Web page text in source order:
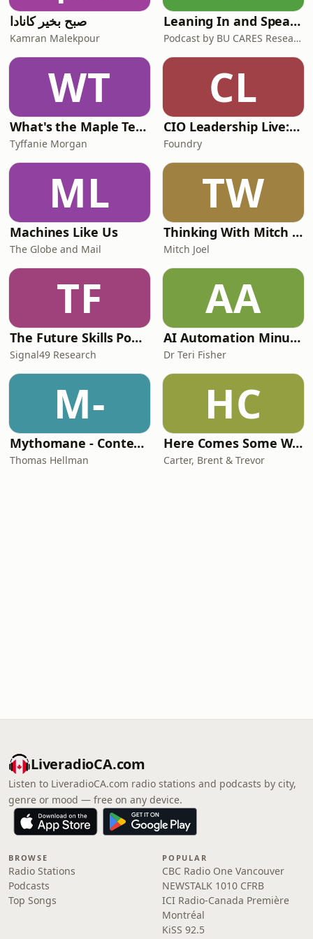
صبح بخیر کانادا
Kamran Malekpour
Leaning In and Speaking Out
Podcast by BU CARES Research Centre
WT
What's the Maple Tea?!
Tyffanie Morgan
CL
CIO Leadership Live: Canada
Foundry
ML
Machines Like Us
The Globe and Mail
TW
Thinking With Mitch Joel
Mitch Joel
TF
The Future Skills Podcast
Signal49 Research
AA
AI Automation Minute
Dr Teri Fisher
M-
Mythomane - Contes et légendes de la Grèce antique
Thomas Hellman
HC
Here Comes Some Wisdom
Carter, Brent & Trevor
LiveradioCA.com
Listen to LiveradioCA.com radio stations and podcasts by city,
genre or mood — free on any device.
BROWSE
Radio Stations
Podcasts
Top Songs
POPULAR
CBC Radio One Vancouver
NEWSTALK 1010 CFRB
ICI Radio-Canada Première
Montréal
KiSS 92.5